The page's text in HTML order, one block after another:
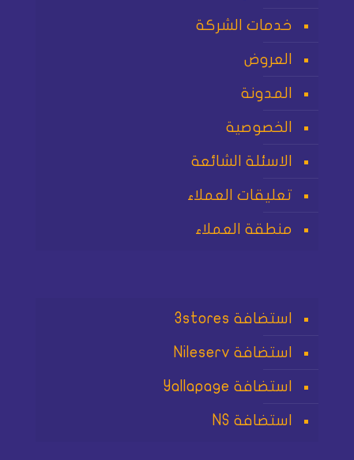
خدمات الشركة
العروض
المدونة
الخصوصية
الاسئلة الشائعة
تعليقات العملاء
منطقة العملاء
استضافة 3stores
استضافة Nileserv
استضافة Yallapage
استضافة NS